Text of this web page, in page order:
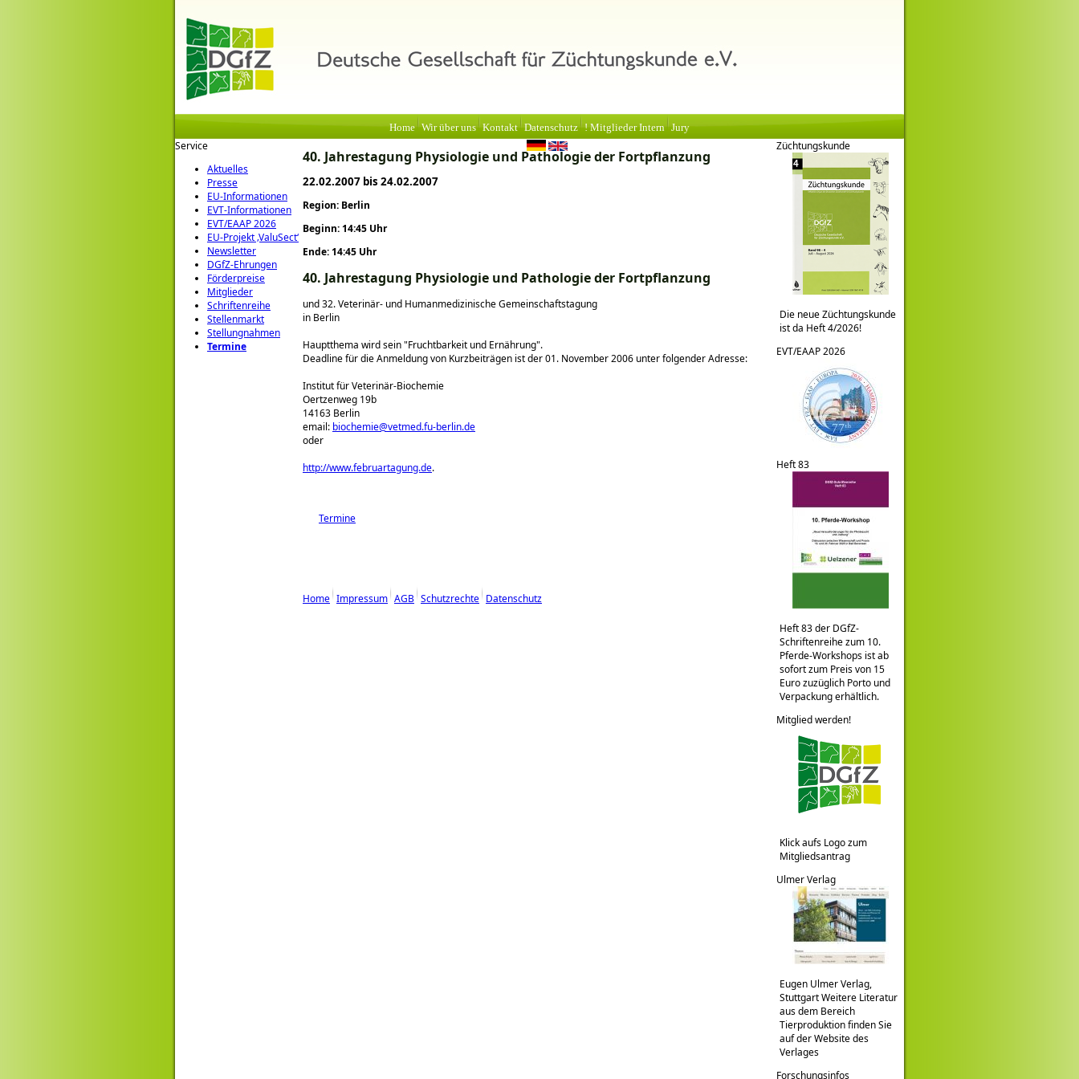
Home Wir über uns Kontakt Datenschutz ! Mitglieder Intern Jury
Service
Aktuelles
Presse
EU-Informationen
EVT-Informationen
EVT/EAAP 2026
EU-Projekt ‚ValuSect‘
Newsletter
DGfZ-Ehrungen
Förderpreise
Mitglieder
Schriftenreihe
Stellenmarkt
Stellungnahmen
Termine
40. Jahrestagung Physiologie und Pathologie der Fortpflanzung
22.02.2007 bis 24.02.2007
Region: Berlin
Beginn: 14:45 Uhr
Ende: 14:45 Uhr
40. Jahrestagung Physiologie und Pathologie der Fortpflanzung
und 32. Veterinär- und Humanmedizinische Gemeinschaftstagung
in Berlin
Hauptthema wird sein "Fruchtbarkeit und Ernährung".
Deadline für die Anmeldung von Kurzbeiträgen ist der 01. November 2006 unter folgender Adresse:
Institut für Veterinär-Biochemie
Oertzenweg 19b
14163 Berlin
email: biochemie@vetmed.fu-berlin.de
oder
http://www.februartagung.de.
Termine
Home Impressum AGB Schutzrechte Datenschutz
Züchtungskunde
Die neue Züchtungskunde
ist da Heft 4/2026!
EVT/EAAP 2026
Heft 83
Heft 83 der DGfZ-
Schriftenreihe zum 10.
Pferde-Workshops ist ab
sofort zum Preis von 15
Euro zuzüglich Porto und
Verpackung erhältlich.
Mitglied werden!
Klick aufs Logo zum
Mitgliedsantrag
Ulmer Verlag
Eugen Ulmer Verlag,
Stuttgart Weitere Literatur
aus dem Bereich
Tierproduktion finden Sie
auf der Website des
Verlages
Forschungsinfos